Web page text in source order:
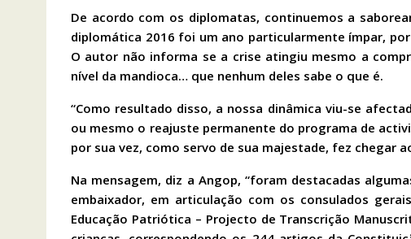
De acordo com os diplomatas, continuemos a
diplomática 2016 foi um ano particularmente ímpar,
O autor não informa se a crise atingiu mesmo a
nível da mandioca… que nenhum deles sabe o que é.
“Como resultado disso, a nossa dinâmica viu-se
ou mesmo o reajuste permanente do programa de
por sua vez, como servo de sua majestade, fez chegar
Na mensagem, diz a Angop, “foram destacadas
embaixador, em articulação com os consulados
Educação Patriótica – Projecto de Transcrição